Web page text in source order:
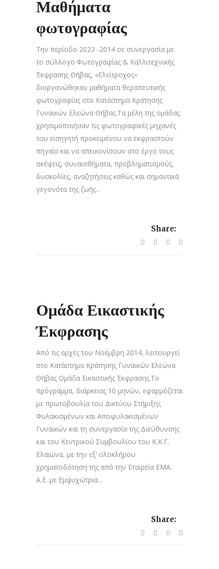
Μαθήματα
φωτογραφίας
Την περίοδο 2023 -2014 σε συνεργασία με
το σύλλογο Φωτογραφίας & Καλλιτεχνικής
Έκφρασης Θήβας, «Ελείτροχος»
διοργανώθηκαν μαθήματα θεραπευτικής
φωτογραφίας στο Κατάστημα Κράτησης
Γυναικών Ελεώνα Θήβας.Τα μέλη της ομάδας
χρησιμοποιήσαν τις φωτογραφικές μηχανές
του εισηγητή προκειμένου να εκφραστούν
πηγαία και να απεικονίσουν στο έργο τους
σκέψεις, συναισθήματα, προβληματισμούς,
δυσκολίες, αναζητήσεις καθώς και σημαντικά
γεγονότα της ζωής...
Share:
Ομάδα Εικαστικής
Έκφρασης
Από τις αρχές του Νοέμβρη 2014, λειτουργεί
στο Κατάστημα Κράτησης Γυναικών Ελεώνα
Θήβας Ομάδα Εικαστικής Έκφρασης.Το
πρόγραμμα, διάρκειας 10 μηνών, εφαρμόζεται
με πρωτοβουλία του Δικτύου Στήριξης
Φυλακισμένων και Αποφυλακισμένων
Γυναικών και τη συνεργασία της Διεύθυνσης
και του Κεντρικού Συμβουλίου του Κ.Κ.Γ.
Ελαιώνα, με την εξ’ ολοκλήρου
χρηματοδότηση της από την Εταιρεία ΕΜΑ.
Α.Ε. με Εμψυχώτρια...
Share: